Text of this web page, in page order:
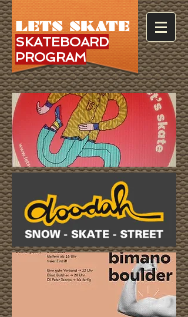
LETS SKATE
SKATEBOARD
PROGRAM